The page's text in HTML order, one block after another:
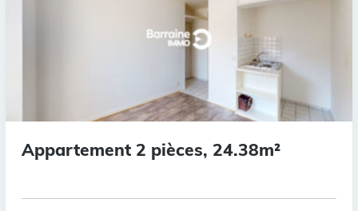
Appartement 2 pièces, 24.38m²